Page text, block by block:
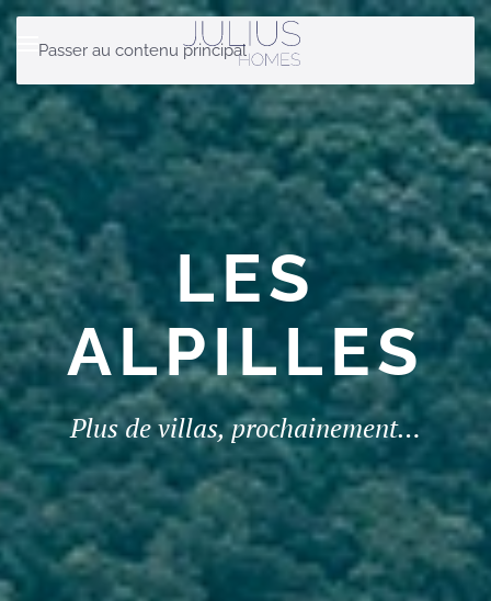
Passer au contenu principal
LES
ALPILLES
Plus de villas, prochainement…